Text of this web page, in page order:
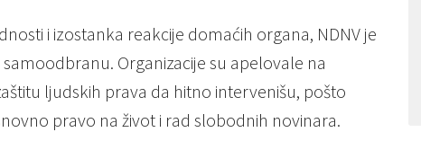
i izostanka reakcije domaćih organa, NDNV je
Organizacije su apelovale na
ljudskih prava da hitno intervenišu, pošto
pravo na život i rad slobodnih novinara.